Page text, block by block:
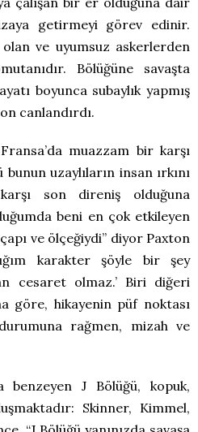
getirmeyi görev edinir.
ve uyumsuz askerlerden
Bölüğüne savaşta
boyunca subaylık yapmış
canlandırdı.
muazzam bir karşı
uzaylıların insan ırkını
son direniş olduğuna
beni en çok etkileyen
ve ölçeğiydi” diyor Paxton
karakter şöyle bir şey
cesaret olmaz.’ Biri diğeri
göre, hikayenin püf noktası
rağmen, mizah ve
J Bölüğü, kopuk,
Skinner, Kimmel,